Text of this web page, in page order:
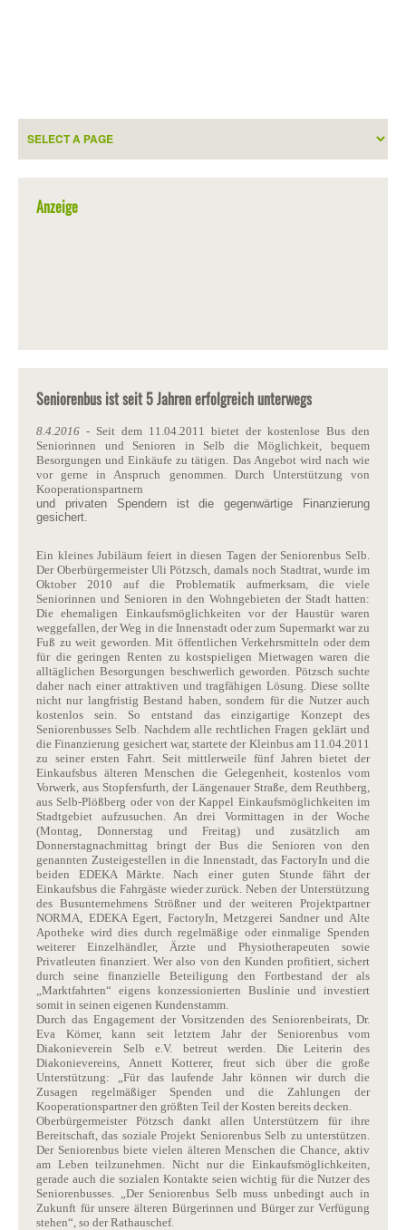
Anzeige
Seniorenbus ist seit 5 Jahren erfolgreich unterwegs
8.4.2016 - Seit dem 11.04.2011 bietet der kostenlose Bus den
Seniorinnen und Senioren in Selb die Möglichkeit, bequem
Besorgungen und Einkäufe zu tätigen. Das Angebot wird nach wie
vor gerne in Anspruch genommen. Durch Unterstützung von
Kooperationspartnern
und privaten Spendern ist die gegenwärtige Finanzierung
gesichert.
Ein kleines Jubiläum feiert in diesen Tagen der Seniorenbus Selb.
Der Oberbürgermeister Uli Pötzsch, damals noch Stadtrat, wurde im
Oktober 2010 auf die Problematik aufmerksam, die viele
Seniorinnen und Senioren in den Wohngebieten der Stadt hatten:
Die ehemaligen Einkaufsmöglichkeiten vor der Haustür waren
weggefallen, der Weg in die Innenstadt oder zum Supermarkt war zu
Fuß zu weit geworden. Mit öffentlichen Verkehrsmitteln oder dem
für die geringen Renten zu kostspieligen Mietwagen waren die
alltäglichen Besorgungen beschwerlich geworden. Pötzsch suchte
daher nach einer attraktiven und tragfähigen Lösung. Diese sollte
nicht nur langfristig Bestand haben, sondern für die Nutzer auch
kostenlos sein. So entstand das einzigartige Konzept des
Seniorenbusses Selb. Nachdem alle rechtlichen Fragen geklärt und
die Finanzierung gesichert war, startete der Kleinbus am 11.04.2011
zu seiner ersten Fahrt. Seit mittlerweile fünf Jahren bietet der
Einkaufsbus älteren Menschen die Gelegenheit, kostenlos vom
Vorwerk, aus Stopfersfurth, der Längenauer Straße, dem Reuthberg,
aus Selb-Plößberg oder von der Kappel Einkaufsmöglichkeiten im
Stadtgebiet aufzusuchen. An drei Vormittagen in der Woche
(Montag, Donnerstag und Freitag) und zusätzlich am
Donnerstagnachmittag bringt der Bus die Senioren von den
genannten Zusteigestellen in die Innenstadt, das FactoryIn und die
beiden EDEKA Märkte. Nach einer guten Stunde fährt der
Einkaufsbus die Fahrgäste wieder zurück. Neben der Unterstützung
des Busunternehmens Strößner und der weiteren Projektpartner
NORMA, EDEKA Egert, FactoryIn, Metzgerei Sandner und Alte
Apotheke wird dies durch regelmäßige oder einmalige Spenden
weiterer Einzelhändler, Ärzte und Physiotherapeuten sowie
Privatleuten finanziert. Wer also von den Kunden profitiert, sichert
durch seine finanzielle Beteiligung den Fortbestand der als
„Marktfahrten“ eigens konzessionierten Buslinie und investiert
somit in seinen eigenen Kundenstamm.
Durch das Engagement der Vorsitzenden des Seniorenbeirats, Dr.
Eva Körner, kann seit letztem Jahr der Seniorenbus vom
Diakonieverein Selb e.V. betreut werden. Die Leiterin des
Diakonievereins, Annett Kotterer, freut sich über die große
Unterstützung: „Für das laufende Jahr können wir durch die
Zusagen regelmäßiger Spenden und die Zahlungen der
Kooperationspartner den größten Teil der Kosten bereits decken.
Oberbürgermeister Pötzsch dankt allen Unterstützern für ihre
Bereitschaft, das soziale Projekt Seniorenbus Selb zu unterstützen.
Der Seniorenbus biete vielen älteren Menschen die Chance, aktiv
am Leben teilzunehmen. Nicht nur die Einkaufsmöglichkeiten,
gerade auch die sozialen Kontakte seien wichtig für die Nutzer des
Seniorenbusses. „Der Seniorenbus Selb muss unbedingt auch in
Zukunft für unsere älteren Bürgerinnen und Bürger zur Verfügung
stehen“, so der Rathauschef.